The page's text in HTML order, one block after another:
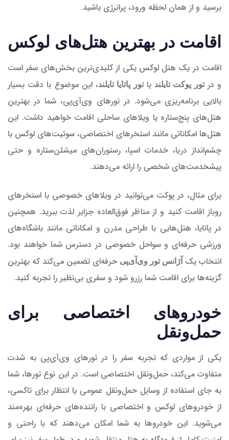
برسید و از همان لحظه ورود، پرانرژی باشید.
اقامت در بهترین هتل‌های لوکس
اقامت در یک هتل لوکس یکی از کلیدی‌ترین بخش‌های سفر است
و درتور پوکت تایلند یاتور پاتایا تایلند، این موضوع با دقت بسیار
بالایی برنامه‌ریزی می‌شود. در تورهای وی‌آی‌پی، شما در بهترین
هتل‌های پنج‌ستاره یا ویلاهای ساحلی اقامت خواهید داشت. این
هتل‌ها امکاناتی مانند استخرهای اختصاصی، سوئیت‌های لوکس با
چشم‌انداز دریا، خدمات اسپا، رستوران‌های میشلن‌ستاره و حتی
پیشخدمت‌های شخصی را ارائه می‌دهند.
برای مثال، در پوکت می‌توانید در ویلاهای خصوصی با استخرهای
روباز اقامت کنید و از مناظر فوق‌العاده جزایر لذت ببرید. همچنین
در پاتایا، هتل‌هایی با طراحی مدرن و امکاناتی مانند باشگاه‌های
ورزشی حرفه‌ای و سواحل خصوصی در دسترس شما خواهند بود.
انتخاب یک آژانس تور وی‌آی‌پی حرفه‌ای تضمین می‌کند که بهترین
گزینه‌ها برای اقامت شما رزرو شود و سفری بی‌نظیر را تجربه کنید.
خودروهای اختصاصی برای
حمل‌ونقل
یکی از مواردی که تجربه سفر را در تورهای وی‌آی‌پی به شدت
متفاوت می‌کند، حمل‌ونقل اختصاصی است. در این نوع تورها، شما
به جای استفاده از وسایل حمل‌ونقل عمومی یا انتظار برای تاکسی،
از خودروهای لوکس و اختصاصی با راننده‌های حرفه‌ای بهره‌مند
می‌شوید. این خودروها به شما امکان می‌دهند که با راحتی و